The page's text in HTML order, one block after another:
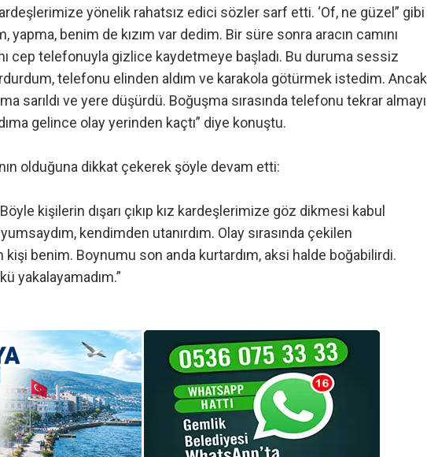
yönelik rahatsız edici sözler sarf etti. ‘Of, ne güzel” gibi
yapma, benim de kızım var dedim. Bir süre sonra aracın camını
cep telefonuyla gizlice kaydetmeye başladı. Bu duruma sessiz
telefonu elinden aldım ve karakola götürmek istedim. Ancak
sarıldı ve yere düşürdü. Boğuşma sırasında telefonu tekrar almayı
gelince olay yerinden kaçtı” diye konuştu.
olduğuna dikkat çekerek şöyle devam etti:
kişilerin dışarı çıkıp kız kardeşlerimize göz dikmesi kabul
kendimden utanırdım. Olay sırasında çekilen
benim. Boynumu son anda kurtardım, aksi halde boğabilirdi.
yakalayamadım.”